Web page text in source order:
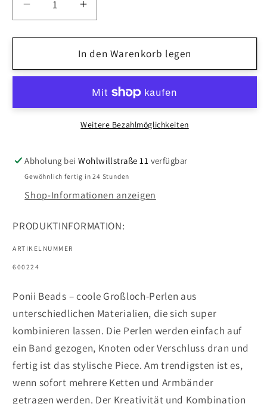
Verringere
die
Menge
ITOSHII
BEADS
9x6MM
80
STÜCK
Erhöhe
die
Menge
für
ITOSHII
PONII
BEADS
NEON
9x6MM
80
STÜCK
In den Warenkorb legen
Weitere Bezahlmöglichkeiten
Abholung beiWohlwillstraße 11 verfügbar
Gewöhnlich fertig in 24 Stunden
Shop-Informationen anzeigen
PRODUKTINFORMATION:
ARTIKELNUMMER
SKU:
600224
Ponii Beads – coole Großloch-Perlen aus
unterschiedlichen Materialien, die sich super
kombinieren lassen. Die Perlen werden einfach auf
ein Band gezogen, Knoten oder Verschluss dran und
fertig ist das stylische Piece. Am trendigsten ist es,
wenn sofort mehrere Ketten und Armbänder
getragen werden. Der Kreativität und Kombination